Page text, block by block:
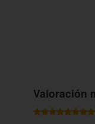
Valoración